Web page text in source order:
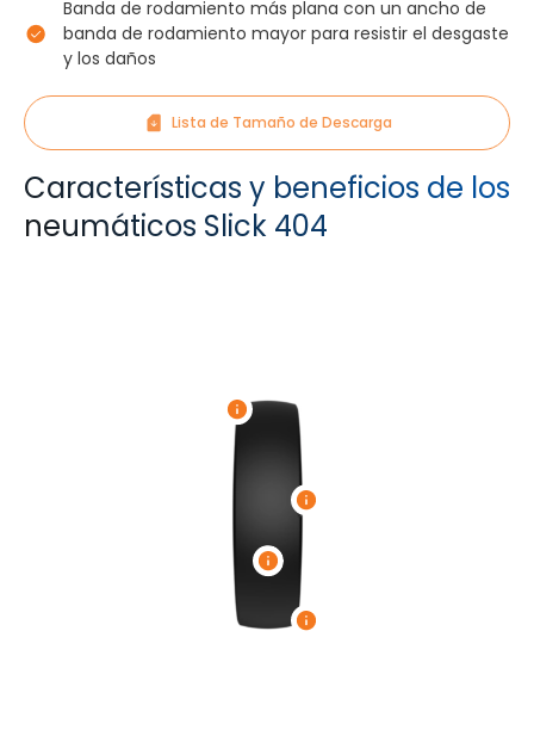
Banda de rodamiento más plana con un ancho de
banda de rodamiento mayor para resistir el desgaste
y los daños
Lista de Tamaño de Descarga
Características y beneficios de los
neumáticos Slick 404